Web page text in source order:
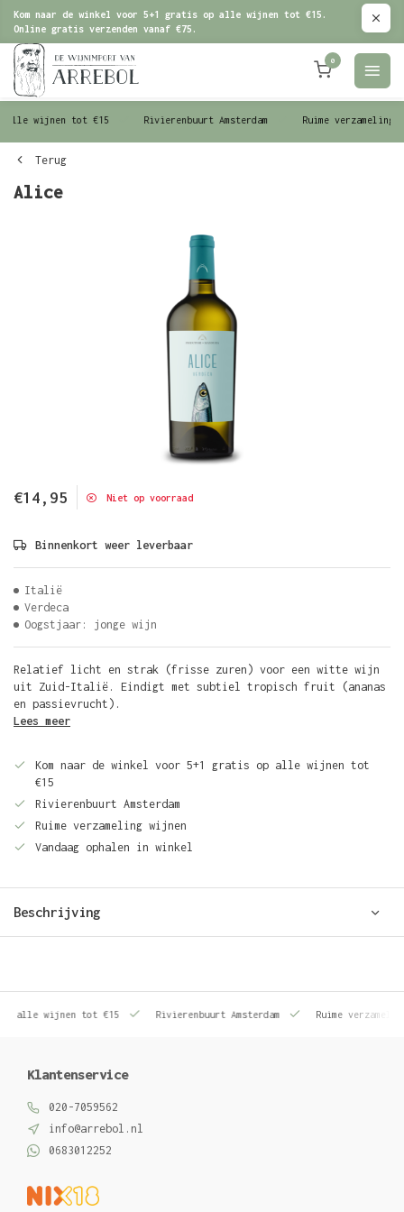
Kom naar de winkel voor 5+1 gratis op alle wijnen tot €15.
Online gratis verzenden vanaf €75.
0
wijnen tot €15 Rivierenbuurt Amsterdam Ruime verzameling
Terug
Alice
€14,95 Niet op voorraad
Binnenkort weer leverbaar
Italië
Verdeca
Oogstjaar: jonge wijn
Relatief licht en strak (frisse zuren) voor een witte wijn
uit Zuid-Italië. Eindigt met subtiel tropisch fruit (ananas
en passievrucht).
Lees meer
Kom naar de winkel voor 5+1 gratis op alle wijnen tot
€15
Rivierenbuurt Amsterdam
Ruime verzameling wijnen
Vandaag ophalen in winkel
Beschrijving
wijnen tot €15 Rivierenbuurt Amsterdam Ruime verzameling
Klantenservice
020-7059562
info@arrebol.nl
0683012252